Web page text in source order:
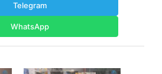
Telegram
WhatsApp